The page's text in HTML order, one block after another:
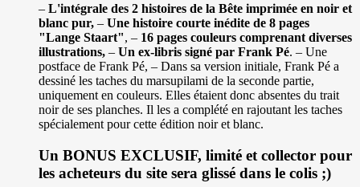
– L'intégrale des 2 histoires de la Bête imprimée en noir et
blanc pur, – Une histoire courte inédite de 8 pages
"Lange Staart", – 16 pages couleurs comprenant diverses
illustrations, – Un ex-libris signé par Frank Pé. – Une
postface de Frank Pé, – Dans sa version initiale, Frank Pé a
dessiné les taches du marsupilami de la seconde partie,
uniquement en couleurs. Elles étaient donc absentes du trait
noir de ses planches. Il les a complété en rajoutant les taches
spécialement pour cette édition noir et blanc.
Un BONUS EXCLUSIF, limité et collector pour
les acheteurs du site sera glissé dans le colis ;)